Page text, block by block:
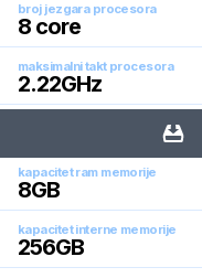
broj jezgara procesora
8 core
maksimalni takt procesora
2.22GHz
kapacitet ram memorije
8GB
kapacitet interne memorije
256GB